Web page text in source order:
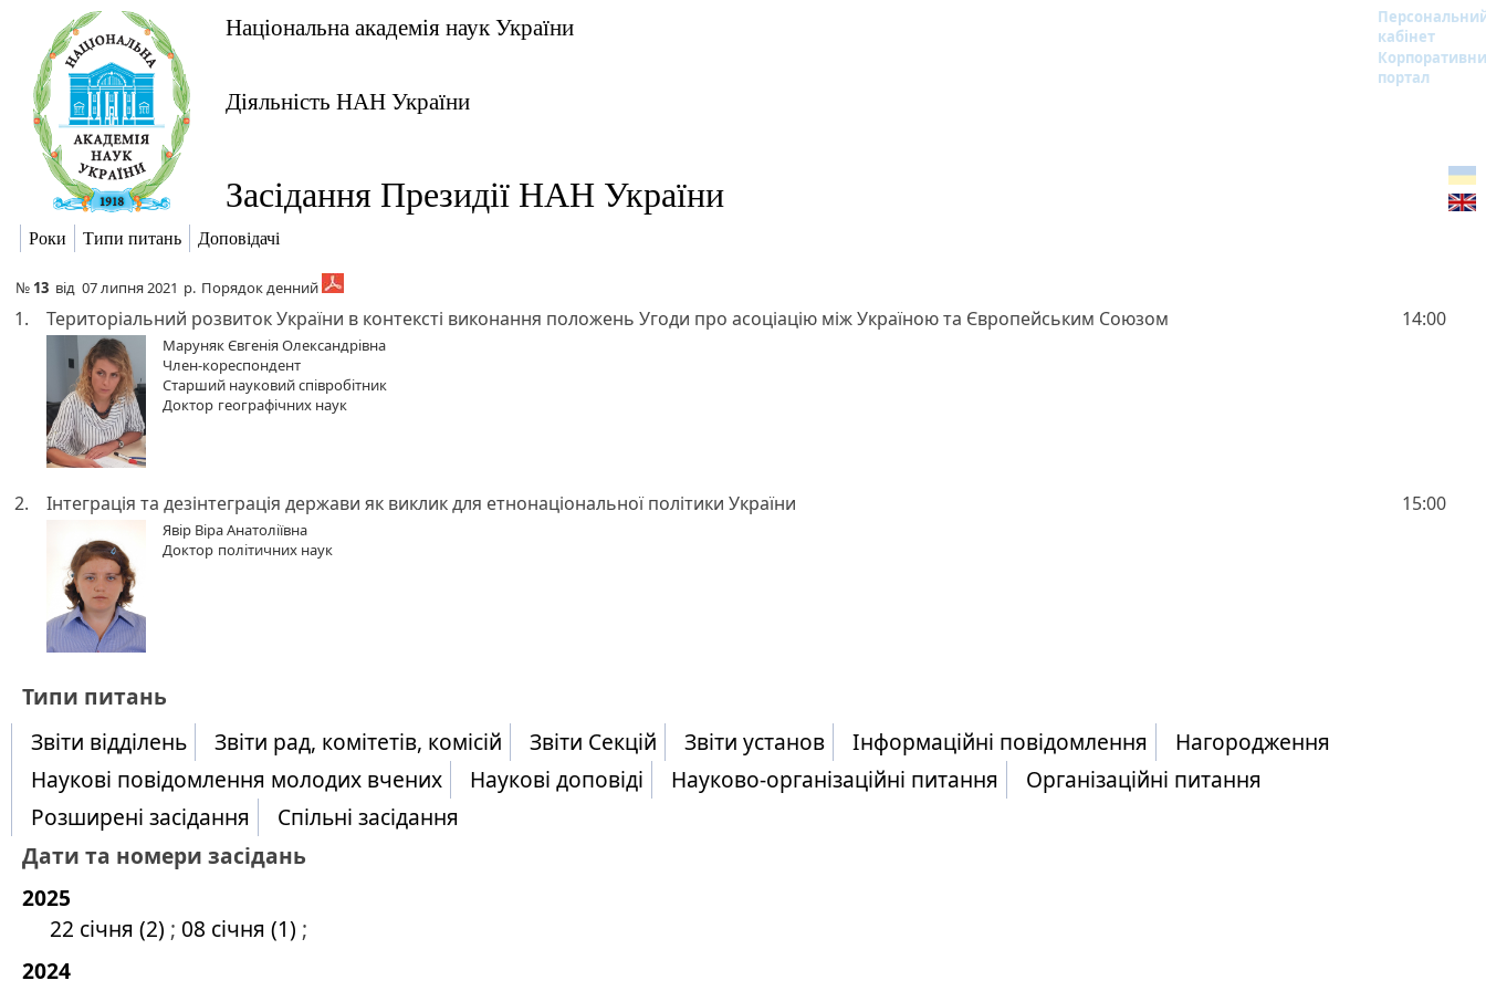
Національна академія наук України
кабінет
портал
Діяльність НАН України
Засідання Президії НАН України
Роки Типи питань Доповідачі
№ 13 від 07 липня 2021 р. Порядок денний
1. Територіальний розвиток України в контексті виконання положень Угоди про асоціацію між Україною та Європейським Союзом 14:00
Маруняк Євгенія Олександрівна
Член-кореспондент
Старший науковий співробітник
Доктор географічних наук
2. Інтеграція та дезінтеграція держави як виклик для етнонаціональної політики України 15:00
Явір Віра Анатоліївна
Доктор політичних наук
​Типи питань
Звіти відділень
Звіти рад, комітетів, комісій Звіти Секцій Звіти установ Інформаційні повідомлення
Нагородження
Наукові повідомлення молодих вчених
Наукові доповіді Науково-організаційні питання
Організаційні питання
Розширені засідання
Спільні засідання
Дати та номери засідань
2025
22 січня (2) ; 08 січня (1) ;
2024